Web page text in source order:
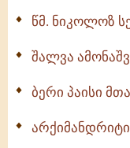
წმ. ნიკოლოზ
შალვა
ბერი პაისი